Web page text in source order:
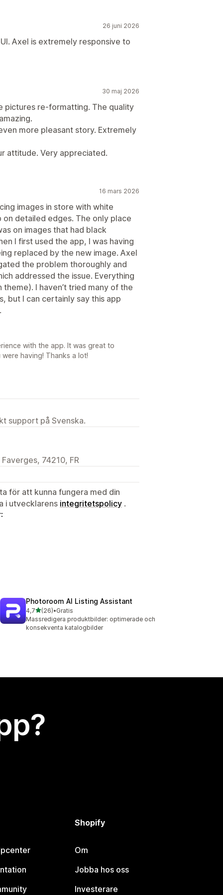
26 juni 2026
Axel is extremely responsive to
30 maj 2026
pictures re-formatting. The quality
more pleasant story. Extremely
attitude. Very appreciated.
16 mars 2026
images in store with white
detailed edges. The only place
on images that had black
I first used the app, I was having
replaced by the new image. Axel
the problem thoroughly and
addressed the issue. Everything
I haven’t tried many of the
but I can certainly say this app
with the app. It was great to
having! Thanks a lot!
support på Svenska.
74210, FR
för att kunna fungera med din
i utvecklarens integritetspolicy .
Photoroom AI Listing Assistant
4,7av 5 stjärnor
(26)
26 recensioner totalt
•Gratis
Massredigera produktbilder: optimerade och
konsekventa katalogbilder
Shopify
Om
Jobba hos oss
Investerare